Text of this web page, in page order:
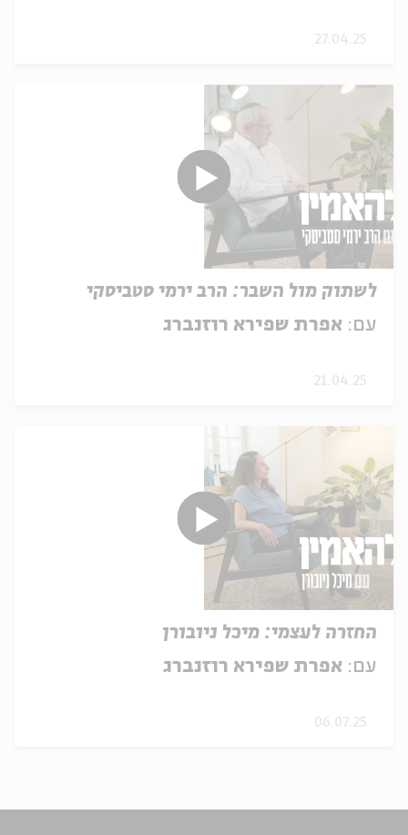
27.04.25
לשתוק מול השבר: הרב ירמי סטביסקי
עם: אפרת שפירא רוזנברג
21.04.25
החזרה לעצמי: מיכל ניובורן
עם: אפרת שפירא רוזנברג
06.07.25